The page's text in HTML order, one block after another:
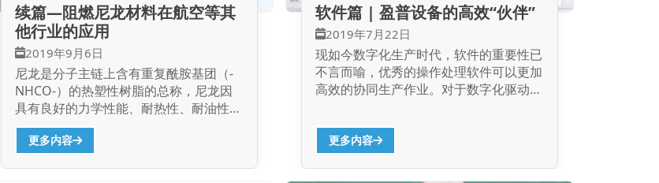
续篇—阻燃尼龙材料在航空等其
他行业的应用
2019年9月6日
尼龙是分子主链上含有重复酰胺基团（-
NHCO-）的热塑性树脂的总称，尼龙因
具有良好的力学性能、耐热性、耐油性、
耐磨及耐化学品等优良性能，广泛的应用
于各类工业领域。 但未经改性尼龙材
更多内容
软件篇 | 盈普设备的高效“伙伴”
2019年7月22日
现如今数字化生产时代，软件的重要性已
不言而喻，优秀的操作处理软件可以更加
高效的协同生产作业。对于数字化驱动硬
性更加的凸显，毫不夸张的说，操作处理
软件的效率直接影响到用户体验以及对
3D打印技术的接受程度。 接下来小编要
更多内容